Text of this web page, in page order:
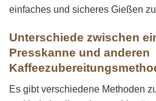
einfaches und sicheres Gießen
Unterschiede zwischen
Presskanne und anderen
Es gibt verschiedene Methoden